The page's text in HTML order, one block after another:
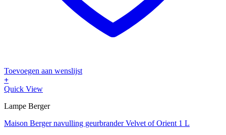
Toevoegen aan wenslijst
+
Quick View
Lampe Berger
Maison Berger navulling geurbrander Velvet of Orient 1 L